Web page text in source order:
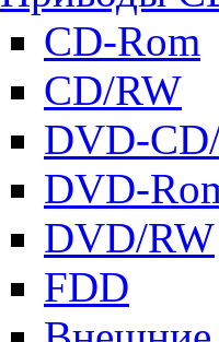
CD-Rom
CD/RW
DVD-
DVD-
DVD/RW
FDD